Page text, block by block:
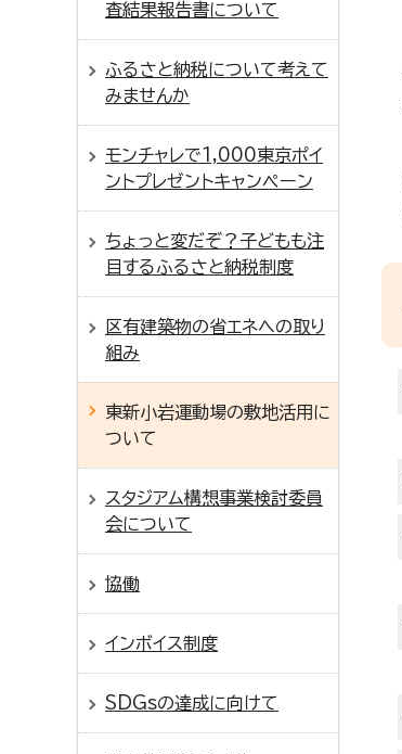
査結果報告書について
ふるさと納税について考えて
みませんか
モンチャレで1,000東京ポイ
ントプレゼントキャンペーン
ちょっと変だぞ？子どもも注
目するふるさと納税制度
区有建築物の省エネへの取り
組み
東新小岩運動場の敷地活用に
ついて
スタジアム構想事業検討委員
会について
協働
インボイス制度
SDGsの達成に向けて